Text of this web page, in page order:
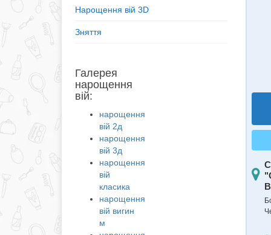
Нарощення вій 3D
Зняття
Галерея
нарощення
вій:
нарощення
вій 2д
нарощення
вій 3д
нарощення
вій
класика
нарощення
вій вигин
м